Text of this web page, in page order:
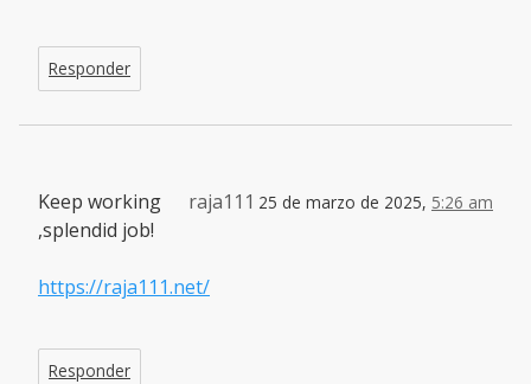
Responder
raja111 25 de marzo de 2025, 5:26 am
Keep working
,splendid job!
https://raja111.net/
Responder